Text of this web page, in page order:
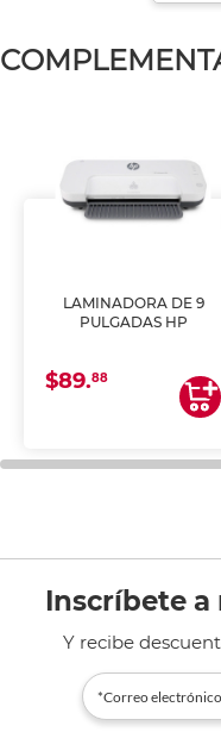
LAMINADORA DE 9
PULGADAS HP
$89.88
Inscríbete
Y recibe